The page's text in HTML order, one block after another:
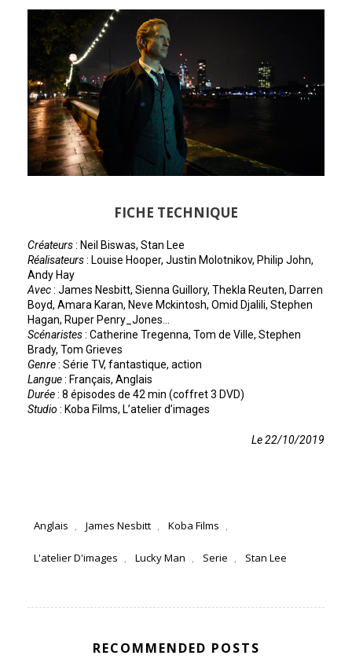
FICHE TECHNIQUE
Créateurs: Neil Biswas, Stan Lee
Réalisateurs: Louise Hooper, Justin Molotnikov, Philip John,
Andy Hay
Avec: James Nesbitt, Sienna Guillory, Thekla Reuten, Darren
Boyd, Amara Karan, Neve Mckintosh, Omid Djalili, Stephen
Hagan, Ruper Penry_Jones…
Scénaristes: Catherine Tregenna, Tom de Ville, Stephen
Brady, Tom Grieves
Genre: Série TV, fantastique, action
Langue: Français, Anglais
Durée: 8 épisodes de 42 min (coffret 3 DVD)
Studio : Koba Films, L’atelier d’images
Le 22/10/2019
Anglais , James Nesbitt , Koba Films ,
L'atelier D'images , Lucky Man , Serie , Stan Lee
RECOMMENDED POSTS